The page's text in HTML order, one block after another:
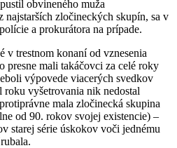
obvineného muža
najstarších zločineckých skupín, sa v
a prokurátora na prípade.
v trestnom konaní od vznesenia
presne mali takáčovci za celé roky
výpovede viacerých svedkov
vyšetrovania nik nedostal
mala zločinecká skupina
od 90. rokov svojej existencie) –
starej série úskokov voči jednému